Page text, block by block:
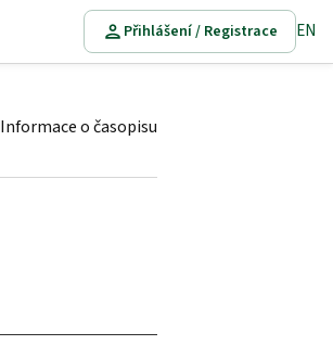
Přihlášení / Registrace EN
Informace o časopisu